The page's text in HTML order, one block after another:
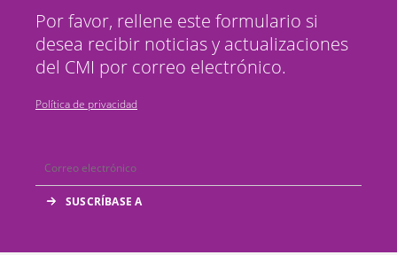
Por favor, rellene este formulario si
desea recibir noticias y actualizaciones
del CMI por correo electrónico.
Política de privacidad